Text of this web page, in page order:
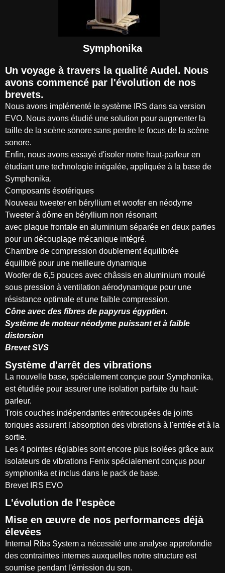
Symphonika
Un voyage à travers la qualité Audel. Nous
avons commencé par l'évolution de nos
brevets.
Nous avons implémenté le système IRS dans sa version
EVO. Nous avons étudié une solution pour augmenter la
taille de la scène sonore sans perdre le focus de la scène
sonore.
Enfin, nous avons essayé d'isoler notre haut-parleur en
étudiant une technologie inégalée, appliquée à la base de
Symphonika.
Composants ésotériques
Nouveau tweeter en béryllium et woofer en néodyme
Tweeter à dôme en béryllium non résonant
avec plaque frontale en aluminium séparée en deux parties
pour un découplage mécanique intégré.
Chambre de compression doublement équilibrée
équilibré pour une meilleure dynamique
Woofer de 6,5 pouces avec châssis en aluminium moulé
sous pression à ventilation aérodynamique pour une
résistance optimale et une faible compression.
Cône avec des fibres de papyrus égyptien.
Système de moteur néodyme puissant et à faible
distorsion
Brevet SVS
Système d'arrêt des vibrations
La nouvelle base, spécialement conçue pour Symphonika,
est étudiée pour assurer une isolation parfaite du haut-
parleur.
Trois couches indépendantes entrecoupées de joints
toriques assurent l'absorption des vibrations à l'entrée et à la
sortie.
Les 4 pointes réglables sont encore plus isolées grâce aux
isolateurs de vibrations Fenix spécialement conçus pour
symphonika et inclus dans le pack de base.
Brevet IRS EVO
L'évolution de l'espèce
Mise en œuvre de nos performances déjà
élevées
Internal Ribs System a nécessité une analyse approfondie
des contraintes internes auxquelles notre structure est
soumise pendant l'émission du son.